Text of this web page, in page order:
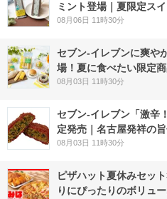
ミント登場｜夏限定ス
08月06日 11時30分
セブン‐イレブンに爽や
場！夏に食べたい限定
08月03日 11時30分
セブン-イレブン「激辛
定発売｜名古屋発祥の
08月03日 11時30分
ピザハット夏休みセッ
りにぴったりのボリュ